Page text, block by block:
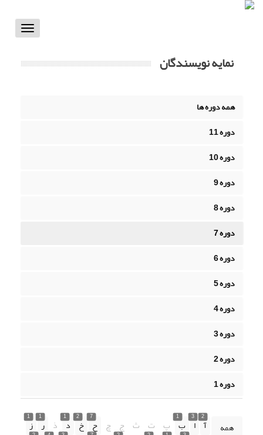
Toggle
نمایه نویسندگان
همه دوره ها
دوره 11
دوره 10
دوره 9
دوره 8
دوره 7
دوره 6
دوره 5
دوره 4
دوره 3
دوره 2
دوره 1
همه
2
آ
3
ا
1
ب پ ت ث ج چ
7
ح
2
خ
1
د ذ
1
ر
1
ز